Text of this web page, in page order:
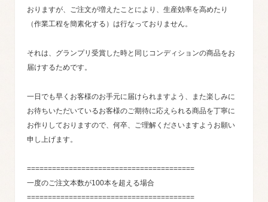
おりますが、ご注文が増えたことにより、生産効率を高めたり
（作業工程を簡素化する）は行なっておりません。
それは、グランプリ受賞した時と同じコンディションの商品をお
届けするためです。
一日でも早くお客様のお手元に届けられますよう、また楽しみに
お待ちいただいているお客様のご期待に応えられる商品を丁寧に
お作りしておりますので、何卒、ご理解くださいますようお願い
申し上げます。
========================================
一度のご注文本数が100本を超える場合
========================================